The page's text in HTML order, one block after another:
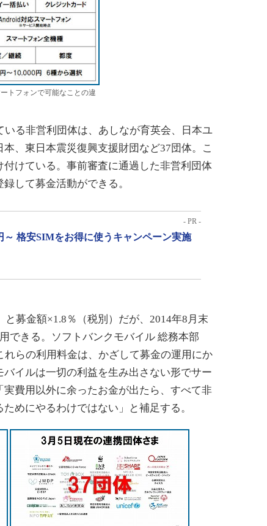
トフォンで可能なことの違
る非営利団体は、あしなが育英会、日本ユ
、東日本震災復興支援財団など37団体。こ
けている。事前審査に通過した非営利団体
して募金活動ができる。
- PR -
～ 格安SIMをお得に使うキャンペーン実施
募金額×1.8％（税別）だが、2014年8月末
できる。ソフトバンクモバイル 総務本部
らの利用料金は、かざして募金の運用にか
イルは一切の利益を生み出さない形でサー
費用以外に余ったお金が出たら、すべて非
めにやるわけではない」と補足する。